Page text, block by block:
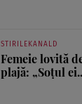
STIRILEKANALD
Femeie lovită
plajă: „Soțul